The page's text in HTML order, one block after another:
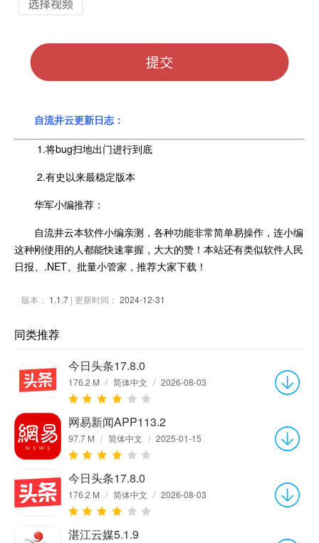
自流井云更新日志：
1.将bug扫地出门进行到底
2.有史以来最稳定版本
华军小编推荐：
自流井云本软件小编亲测，各种功能非常简单易操作，连小编
这种刚使用的人都能快速掌握，大大的赞！本站还有类似软件人民
日报、.NET、批量小管家，推荐大家下载！
版本： 1.1.7 | 更新时间： 2024-12-31
同类推荐
今日头条17.8.0
176.2 M / 简体中文 / 2026-08-03
网易新闻APP113.2
97.7 M / 简体中文 / 2025-01-15
今日头条17.8.0
176.2 M / 简体中文 / 2026-08-03
湛江云媒5.1.9